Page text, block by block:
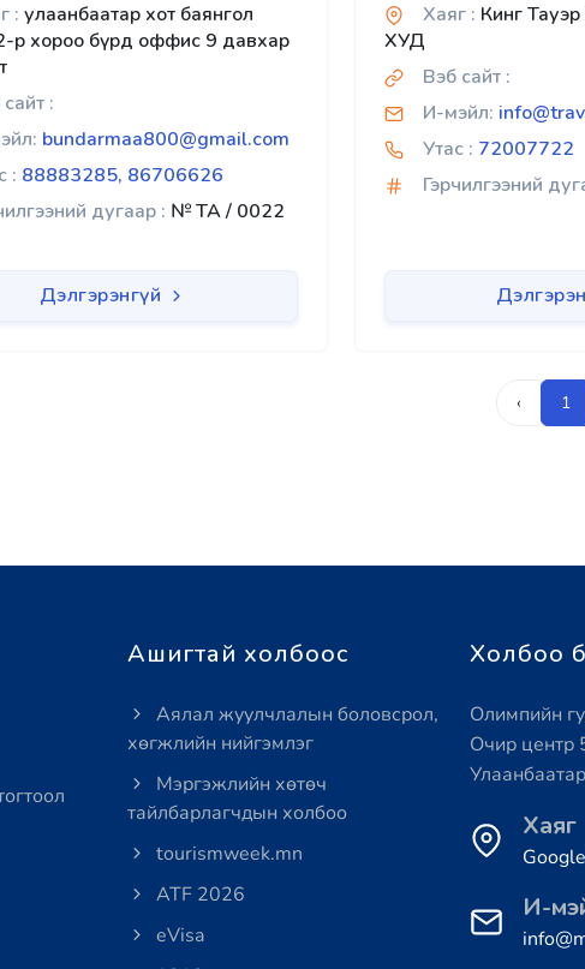
: улаанбаатар хот баянгол
р хороо бүрд оффис 9 давхар
:
bundarmaa800@gmail.com
: 88883285, 86706626
дугаар : № TA / 0022
Дэлгэрэнгүй
Хаяг : Кинг
ХУД
Вэб сайт :
И-мэйл:
Утас : 72007722
Гэрчилгээний
‹ 1
Ашигтай холбоос
Аялал жуулчлалын боловсрол,
хөгжлийн нийгэмлэг
Мэргэжлийн хөтөч
тайлбарлагчдын холбоо
tourismweek.mn
ATF 2026
eVisa
Холбоо
Олимпийн
Очир центр
Хаяг
И-